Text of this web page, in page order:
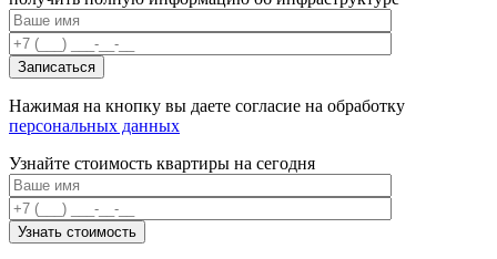
Нажимая на кнопку вы даете согласие на обработку
персональных данных
Узнайте стоимость квартиры на сегодня